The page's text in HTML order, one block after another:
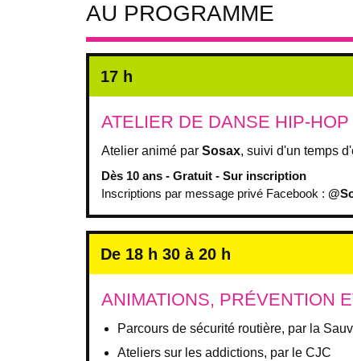
AU PROGRAMME
17 h
ATELIER DE DANSE HIP-HOP
Atelier animé par Sosax, suivi d'un temps
Dès 10 ans - Gratuit - Sur inscription
Inscriptions par message privé Facebook :
De 18 h 30 à 20 h
ANIMATIONS, PRÉVENTION
Parcours de sécurité routière, par la
Ateliers sur les addictions, par le CJC